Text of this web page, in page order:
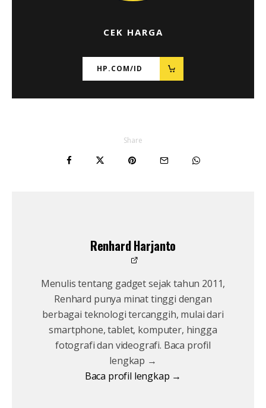
CEK HARGA
HP.COM/ID
Share
Renhard Harjanto
Menulis tentang gadget sejak tahun 2011,
Renhard punya minat tinggi dengan
berbagai teknologi tercanggih, mulai dari
smartphone, tablet, komputer, hingga
fotografi dan videografi. Baca profil
lengkap →
Baca profil lengkap →